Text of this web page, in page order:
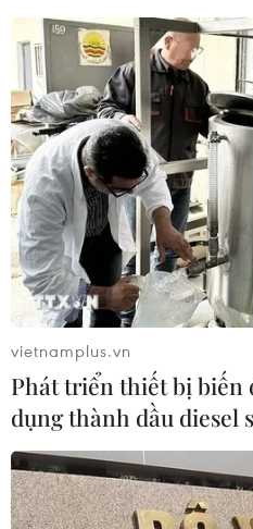
vietnamplus.vn
Phát triển thiết bị biến
dụng thành dầu diesel